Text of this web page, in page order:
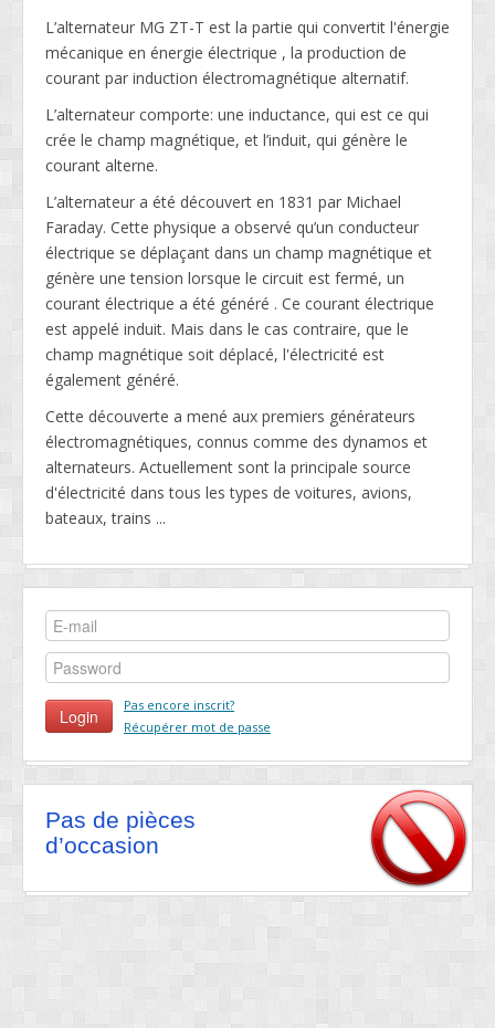
L’alternateur MG ZT-T est la partie qui convertit l'énergie
mécanique en énergie électrique , la production de
courant par induction électromagnétique alternatif.
L’alternateur comporte: une inductance, qui est ce qui
crée le champ magnétique, et l’induit, qui génère le
courant alterne.
L’alternateur a été découvert en 1831 par Michael
Faraday. Cette physique a observé qu’un conducteur
électrique se déplaçant dans un champ magnétique et
génère une tension lorsque le circuit est fermé, un
courant électrique a été généré . Ce courant électrique
est appelé induit. Mais dans le cas contraire, que le
champ magnétique soit déplacé, l'électricité est
également généré.
Cette découverte a mené aux premiers générateurs
électromagnétiques, connus comme des dynamos et
alternateurs. Actuellement sont la principale source
d'électricité dans tous les types de voitures, avions,
bateaux, trains ...
Pas encore inscrit?
Récupérer mot de passe
Pas de pièces
d’occasion